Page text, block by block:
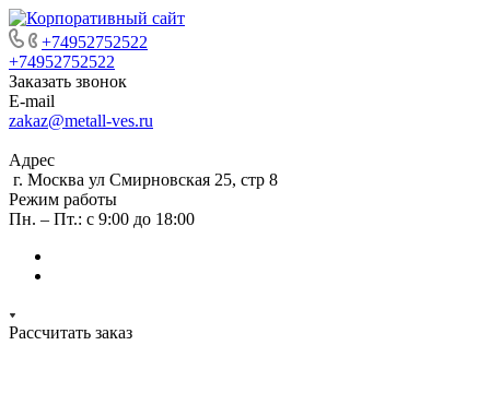
+74952752522
+74952752522
Заказать звонок
E-mail
zakaz@metall-ves.ru
Адрес
г. Москва ул Смирновская 25, стр 8
Режим работы
Пн. – Пт.: с 9:00 до 18:00
Рассчитать заказ